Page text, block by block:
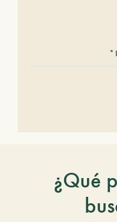
¿Qué